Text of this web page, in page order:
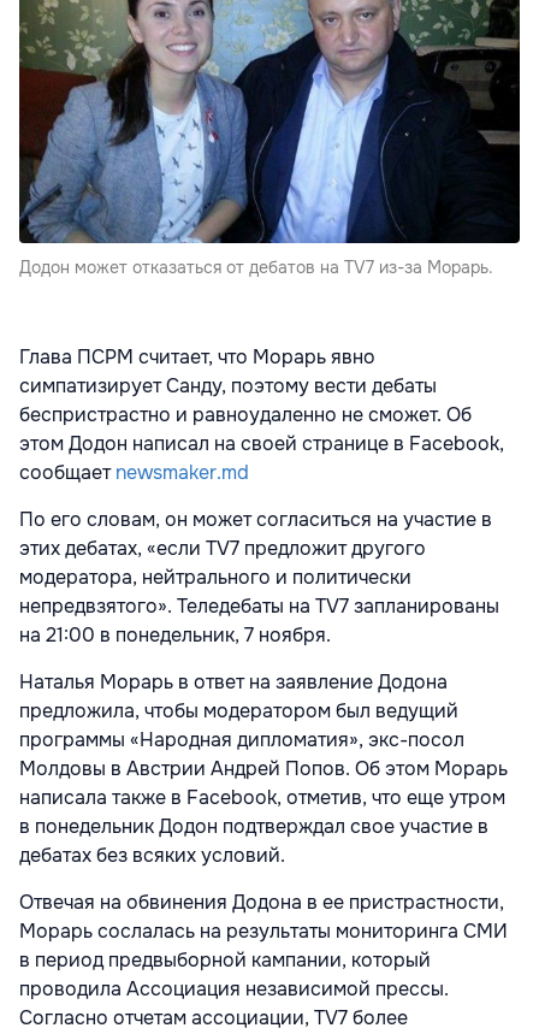
Додон может отказаться от дебатов на ТV7 из-за Морарь.
Глава ПСРМ считает, что Морарь явно
симпатизирует Санду, поэтому вести дебаты
беспристрастно и равноудаленно не сможет. Об
этом Додон написал на своей странице в Facebook,
сообщаетnewsmaker.md
По его словам, он может согласиться на участие в
этих дебатах, «если TV7 предложит другого
модератора, нейтрального и политически
непредвзятого». Теледебаты на TV7 запланированы
на 21:00 в понедельник, 7 ноября.
Наталья Морарь в ответ на заявление Додона
предложила, чтобы модератором был ведущий
программы «Народная дипломатия», экс-посол
Молдовы в Австрии Андрей Попов. Об этом Морарь
написала также в Facebook, отметив, что еще утром
в понедельник Додон подтверждал свое участие в
дебатах без всяких условий.
Отвечая на обвинения Додона в ее пристрастности,
Морарь сослалась на результаты мониторинга СМИ
в период предвыборной кампании, который
проводила Ассоциация независимой прессы.
Согласно отчетам ассоциации, TV7 более